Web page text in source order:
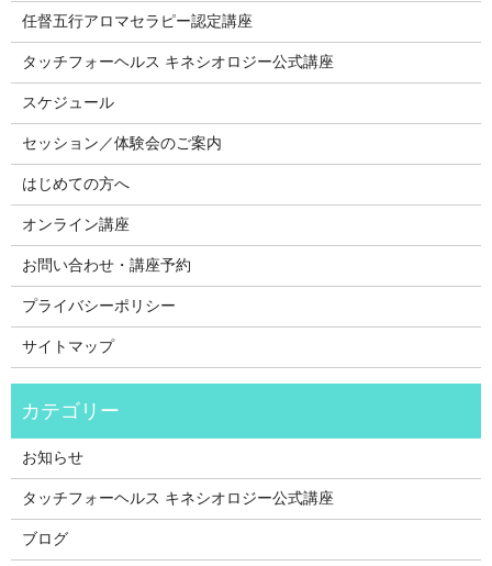
任督五行アロマセラピー認定講座
タッチフォーヘルス キネシオロジー公式講座
スケジュール
セッション／体験会のご案内
はじめての方へ
オンライン講座
お問い合わせ・講座予約
プライバシーポリシー
サイトマップ
お知らせ
タッチフォーヘルス キネシオロジー公式講座
ブログ